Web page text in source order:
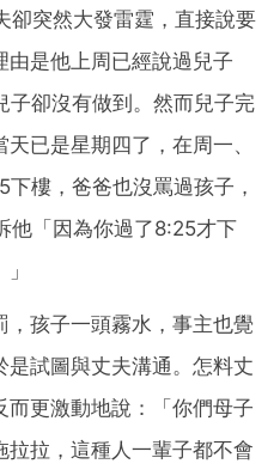
卻突然大發雷霆，直接說要
是他上周已經說過兒子
子卻沒有做到。然而兒子完
已是星期四了，在周一、
樓，爸爸也沒罵過孩子，
他「因為你過了8:25才下
孩子一頭霧水，事主也覺
試圖與丈夫溝通。怎料丈
更激動地說：「你們母子
拉，這種人一輩子都不會